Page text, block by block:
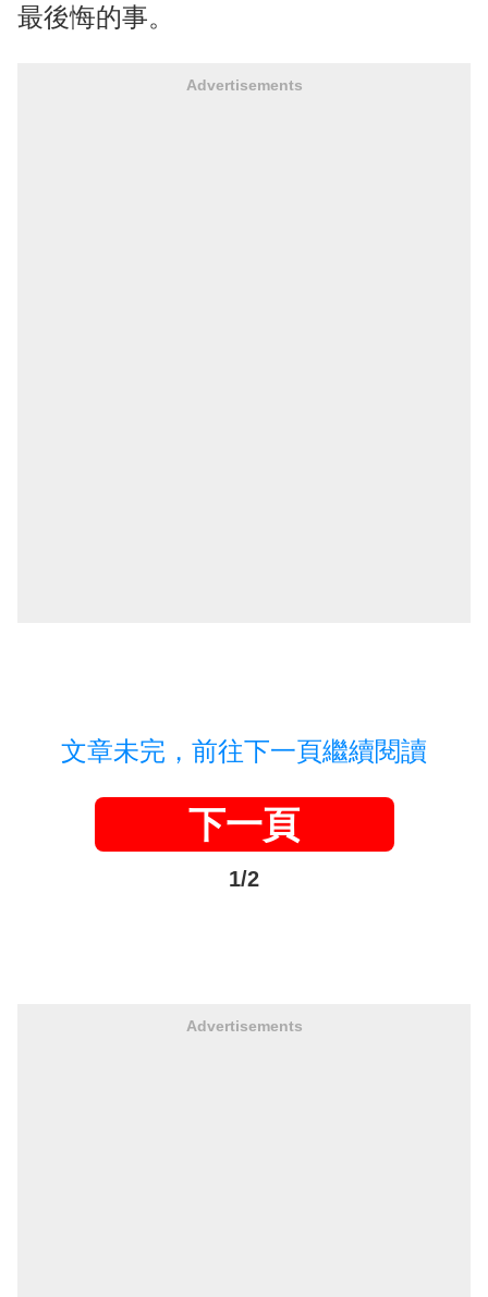
最後悔的事。
Advertisements
文章未完，前往下一頁繼續閱讀
下一頁
1/2
Advertisements